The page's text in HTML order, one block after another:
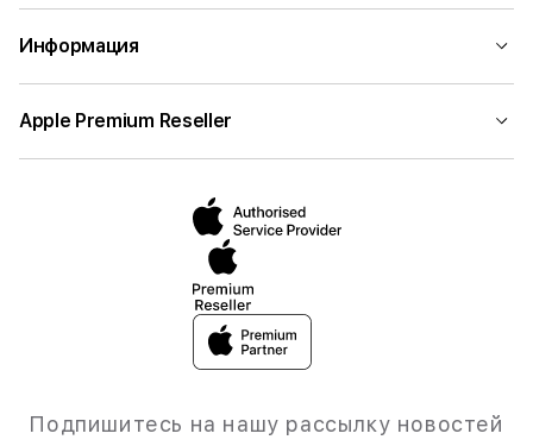
Информация
Apple Premium Reseller
Подпишитесь на нашу рассылку новостей